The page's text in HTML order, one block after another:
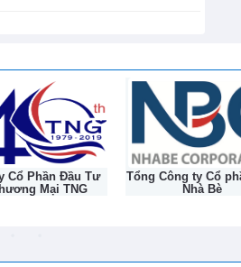
Cổ Phần Đầu Tư
Mại TNG
Tổng Công ty Cổ
Nhà Bè